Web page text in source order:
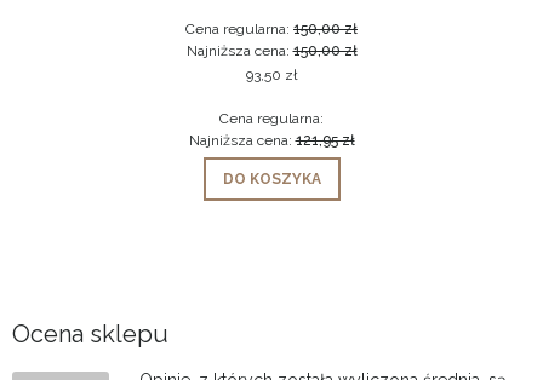
Cena regularna: 150,00 zł
Najniższa cena:150,00 zł
93,50 zł
Cena regularna:
Najniższa cena:121,95 zł
DO KOSZYKA
Ocena sklepu